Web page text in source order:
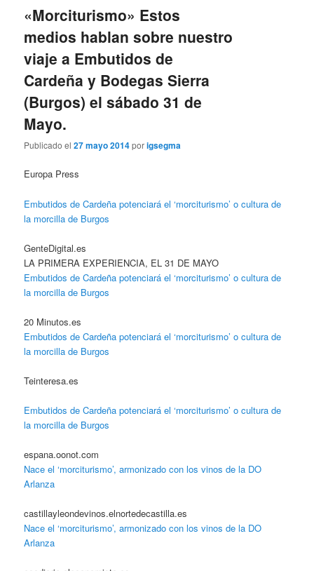
«Morciturismo» Estos
medios hablan sobre nuestro
viaje a Embutidos de
Cardeña y Bodegas Sierra
(Burgos) el sábado 31 de
Mayo.
Publicado el27 mayo 2014porigsegma
Europa Press
Embutidos de Cardeña potenciará el ‘morciturismo’ o cultura de
la morcilla de Burgos
GenteDigital.es
LA PRIMERA EXPERIENCIA, EL 31 DE MAYO
Embutidos de Cardeña potenciará el ‘morciturismo’ o cultura de
la morcilla de Burgos
20 Minutos.es
Embutidos de Cardeña potenciará el ‘morciturismo’ o cultura de
la morcilla de Burgos
Teinteresa.es
Embutidos de Cardeña potenciará el ‘morciturismo’ o cultura de
la morcilla de Burgos
espana.oonot.com
Nace el ‘morciturismo’, armonizado con los vinos de la DO
Arlanza
castillayleondevinos.elnortedecastilla.es
Nace el ‘morciturismo’, armonizado con los vinos de la DO
Arlanza